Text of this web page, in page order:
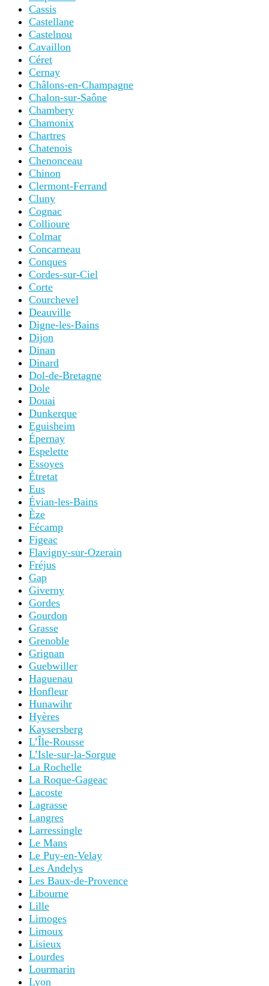
Cassis
Castellane
Castelnou
Cavaillon
Céret
Cernay
Châlons-en-Champagne
Chalon-sur-Saône
Chambery
Chamonix
Chartres
Chatenois
Chenonceau
Chinon
Clermont-Ferrand
Cluny
Cognac
Collioure
Colmar
Concarneau
Conques
Cordes-sur-Ciel
Corte
Courchevel
Deauville
Digne-les-Bains
Dijon
Dinan
Dinard
Dol-de-Bretagne
Dole
Douai
Dunkerque
Eguisheim
Épernay
Espelette
Essoyes
Étretat
Eus
Évian-les-Bains
Èze
Fécamp
Figeac
Flavigny-sur-Ozerain
Fréjus
Gap
Giverny
Gordes
Gourdon
Grasse
Grenoble
Grignan
Guebwiller
Haguenau
Honfleur
Hunawihr
Hyères
Kaysersberg
L’Île-Rousse
L’Isle-sur-la-Sorgue
La Rochelle
La Roque-Gageac
Lacoste
Lagrasse
Langres
Larressingle
Le Mans
Le Puy-en-Velay
Les Andelys
Les Baux-de-Provence
Libourne
Lille
Limoges
Limoux
Lisieux
Lourdes
Lourmarin
Lyon